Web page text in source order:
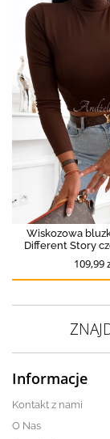
Wiskozowa
Different Story
109,99
Informacje
Kontakt z nami
O Nas